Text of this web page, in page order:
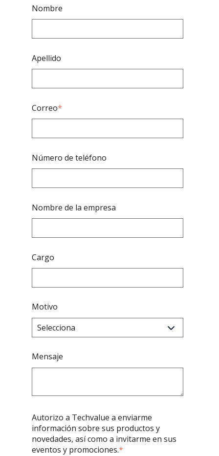
Nombre
Apellido
Correo*
Número de teléfono
Nombre de la empresa
Cargo
Motivo
Mensaje
Autorizo a Techvalue a enviarme
información sobre sus productos y
novedades, así como a invitarme en sus
eventos y promociones.*